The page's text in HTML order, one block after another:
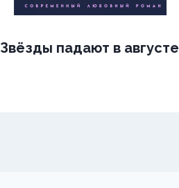
Звёзды падают в августе